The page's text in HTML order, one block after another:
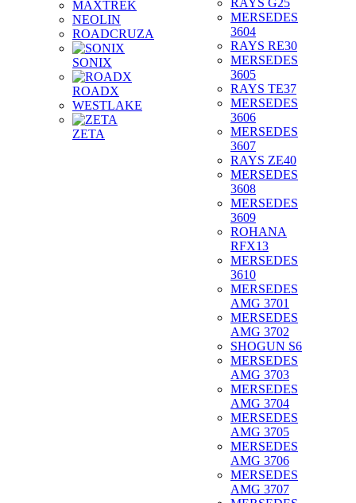
MAXTREK
NEOLIN
ROADCRUZA
SONIX
ROADX
WESTLAKE
ZETA
RAYS G25
MERSEDES
3604
RAYS RE30
MERSEDES
3605
RAYS TE37
MERSEDES
3606
MERSEDES
3607
RAYS ZE40
MERSEDES
3608
MERSEDES
3609
ROHANA
RFX13
MERSEDES
3610
MERSEDES
AMG 3701
MERSEDES
AMG 3702
SHOGUN S6
MERSEDES
AMG 3703
MERSEDES
AMG 3704
MERSEDES
AMG 3705
MERSEDES
AMG 3706
MERSEDES
AMG 3707